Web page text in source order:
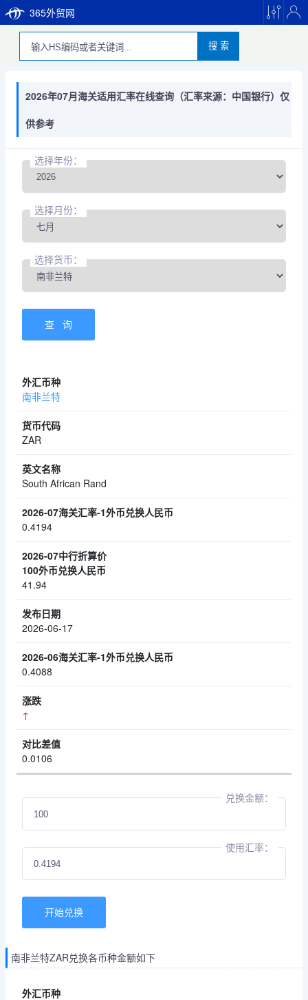
365外贸网
搜 索
2026年07月海关适用汇率在线查询（汇率来源：中国银行）仅
供参考
选择年份：
选择月份：
选择货币：
南非兰特
ZAR
South African Rand
0.4194
41.94
2026-06-17
0.4088
↑
0.0106
兑换金额：
使用汇率：
南非兰特ZAR兑换各币种金额如下